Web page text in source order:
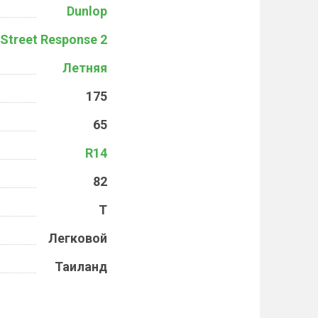
Dunlop
Response 2
Летняя
175
65
R14
82
T
Легковой
Таиланд